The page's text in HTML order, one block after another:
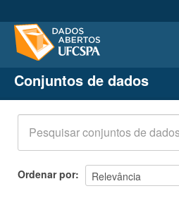
Conjuntos de dados
Organizações
Grupos
Sobre
Conjuntos de dados
Ordenar por